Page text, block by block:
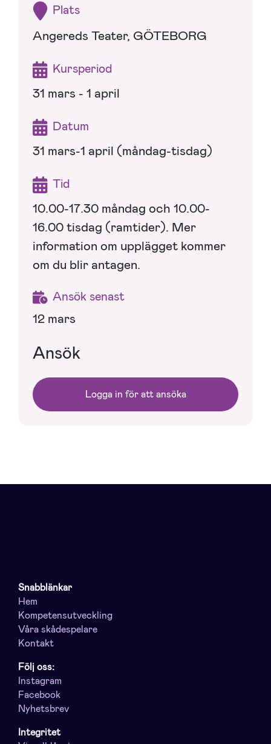
Plats
Angereds Teater, GÖTEBORG
Kursperiod
31 mars - 1 april
Datum
31 mars-1 april (måndag-tisdag)
Tid
10.00-17.30 måndag och 10.00-
16.00 tisdag (ramtider). Mer
information om upplägget kommer
om du blir antagen.
Ansök senast
12 mars
Ansök
Logga in för att ansöka
Snabblänkar
Hem
Kompetensutveckling
Våra skådespelare
Kontakt
Följ oss:
Instagram
Facebook
Nyhetsbrev
Integritet